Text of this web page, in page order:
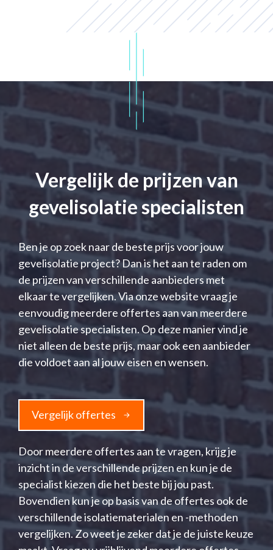
Vergelijk de prijzen van
gevelisolatie specialisten
Ben je op zoek naar de beste prijs voor jouw
gevelisolatie project? Dan is het aan te raden om
de prijzen van verschillende aanbieders met
elkaar te vergelijken. Via onze website vraag je
eenvoudig meerdere offertes aan van meerdere
gevelisolatie specialisten. Op deze manier vind je
niet alleen de beste prijs, maar ook een aanbieder
die voldoet aan al jouw eisen en wensen.
Vergelijk offertes
Door meerdere offertes aan te vragen, krijg je
inzicht in de verschillende prijzen en kun je de
specialist kiezen die het beste bij jou past.
Bovendien kun je op basis van de offertes ook de
verschillende isolatiematerialen en -methoden
vergelijken. Zo weet je zeker dat je de juiste keuze